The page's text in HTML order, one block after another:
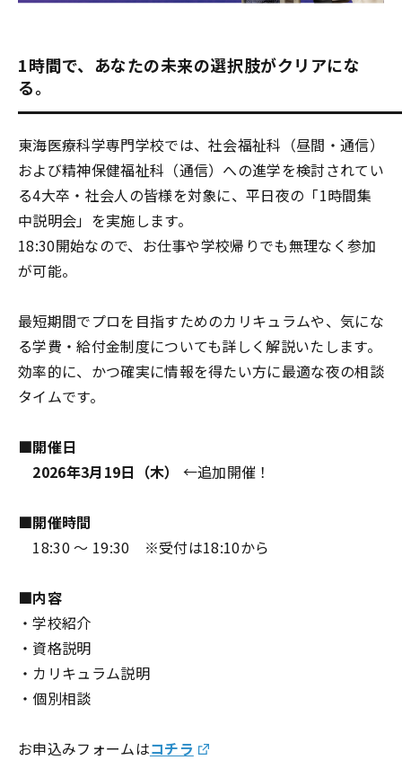
1時間で、あなたの未来の選択肢がクリアにな
る。
東海医療科学専門学校では、社会福祉科（昼間・通信）
および精神保健福祉科（通信）への進学を検討されてい
る4大卒・社会人の皆様を対象に、平日夜の「1時間集
中説明会」を実施します。
18:30開始なので、お仕事や学校帰りでも無理なく参加
が可能。
最短期間でプロを目指すためのカリキュラムや、気にな
る学費・給付金制度についても詳しく解説いたします。
効率的に、かつ確実に情報を得たい方に最適な夜の相談
タイムです。
■開催日
2026年3月19日（木）
←追加開催！
■開催時間
18:30 ～ 19:30 ※受付は18:10から
■内容
・学校紹介
・資格説明
・カリキュラム説明
・個別相談
お申込みフォームはコチラ